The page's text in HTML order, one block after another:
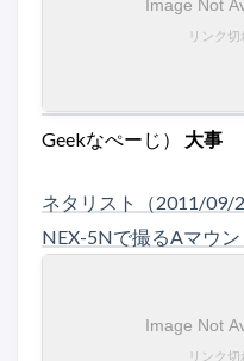
Geekなぺーじ） 大事
ネタリスト（2011/09/
NEX-5Nで撮るAマウ